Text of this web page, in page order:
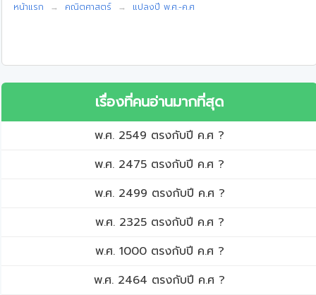
หน้าแรก คณิตศาสตร์ แปลงปี พ.ศ.-ค.ศ
เรื่องที่คนอ่านมากที่สุด
พ.ศ. 2549 ตรงกับปี ค.ศ ?
พ.ศ. 2475 ตรงกับปี ค.ศ ?
พ.ศ. 2499 ตรงกับปี ค.ศ ?
พ.ศ. 2325 ตรงกับปี ค.ศ ?
พ.ศ. 1000 ตรงกับปี ค.ศ ?
พ.ศ. 2464 ตรงกับปี ค.ศ ?